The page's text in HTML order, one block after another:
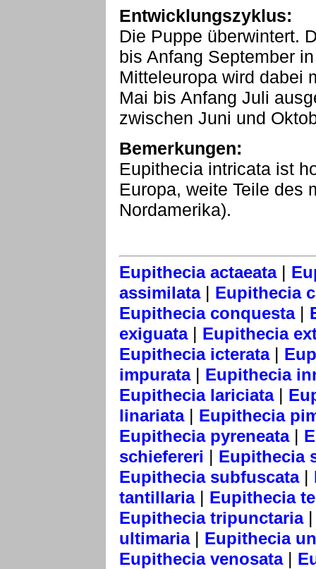
Entwicklungszyklus:
Die Puppe überwintert.
bis Anfang September
Mitteleuropa wird dabei
Mai bis Anfang Juli
zwischen Juni und
Bemerkungen:
Eupithecia intricata ist
Europa, weite Teile des
Nordamerika).
Eupithecia actaeata|
assimilata| Eupithecia
Eupithecia conquesta|
exiguata| Eupithecia
Eupithecia icterata|
impurata| Eupithecia
Eupithecia lariciata|
linariata| Eupithecia
Eupithecia pyreneata|
schiefereri | Eupithecia
Eupithecia subfuscata|
tantillaria| Eupithecia
Eupithecia tripunctaria
ultimaria| Eupithecia
Eupithecia venosata|